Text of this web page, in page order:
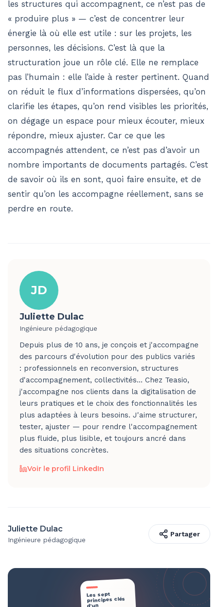
les structures qui accompagnent, ce n’est pas de
« produire plus » — c’est de concentrer leur
énergie là où elle est utile : sur les projets, les
personnes, les décisions. C’est là que la
structuration joue un rôle clé. Elle ne remplace
pas l’humain : elle l’aide à rester pertinent. Quand
on réduit le flux d’informations dispersées, qu’on
clarifie les étapes, qu’on rend visibles les priorités,
on dégage un espace pour mieux écouter, mieux
répondre, mieux ajuster. Car ce que les
accompagnés attendent, ce n’est pas d’avoir un
nombre importants de documents partagés. C’est
de savoir où ils en sont, quoi faire ensuite, et de
sentir qu’on les accompagne réellement, sans se
perdre en route.
JD
Juliette Dulac
Ingénieure pédagogique
Depuis plus de 10 ans, je conçois et j'accompagne
des parcours d'évolution pour des publics variés
: professionnels en reconversion, structures
d'accompagnement, collectivités… Chez Teasio,
j'accompagne nos clients dans la digitalisation de
leurs pratiques et le choix des fonctionnalités les
plus adaptées à leurs besoins. J'aime structurer,
tester, ajuster — pour rendre l'accompagnement
plus fluide, plus lisible, et toujours ancré dans
des situations concrètes.
Voir le profil LinkedIn
Juliette Dulac
Ingénieure pédagogique
Partager
Les sept
principes clés
d'un